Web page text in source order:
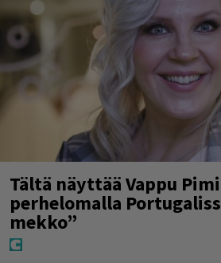
Tältä näyttää Vappu
perhelomalla
mekko”